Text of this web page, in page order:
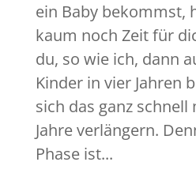
ein Baby bekommst,
kaum noch Zeit für
du, so wie ich, dann
Kinder in vier Jahren
sich das ganz
Jahre verlängern.
Phase ist...